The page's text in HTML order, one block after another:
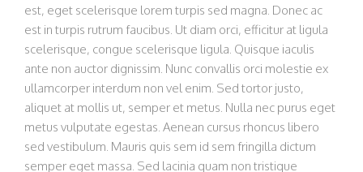
est, eget scelerisque lorem turpis sed magna. Donec ac
est in turpis rutrum faucibus. Ut diam orci, efficitur at ligula
scelerisque, congue scelerisque ligula. Quisque iaculis
ante non auctor dignissim. Nunc convallis orci molestie ex
ullamcorper interdum non vel enim. Sed tortor justo,
aliquet at mollis ut, semper et metus. Nulla nec purus eget
metus vulputate egestas. Aenean cursus rhoncus libero
sed vestibulum. Mauris quis sem id sem fringilla dictum
semper eget massa. Sed lacinia quam non tristique